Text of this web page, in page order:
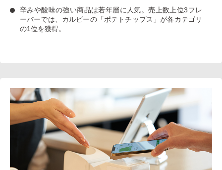
辛みや酸味の強い商品は若年層に人気。売上数上位3フレ
ーバーでは、カルビーの「ポテトチップス」が各カテゴリ
の1位を獲得。